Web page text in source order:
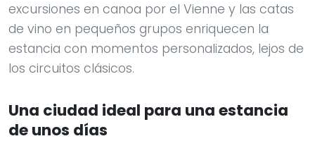
excursiones en canoa por el Vienne y las catas
de vino en pequeños grupos enriquecen la
estancia con momentos personalizados, lejos de
los circuitos clásicos.
Una ciudad ideal para una estancia
de unos días